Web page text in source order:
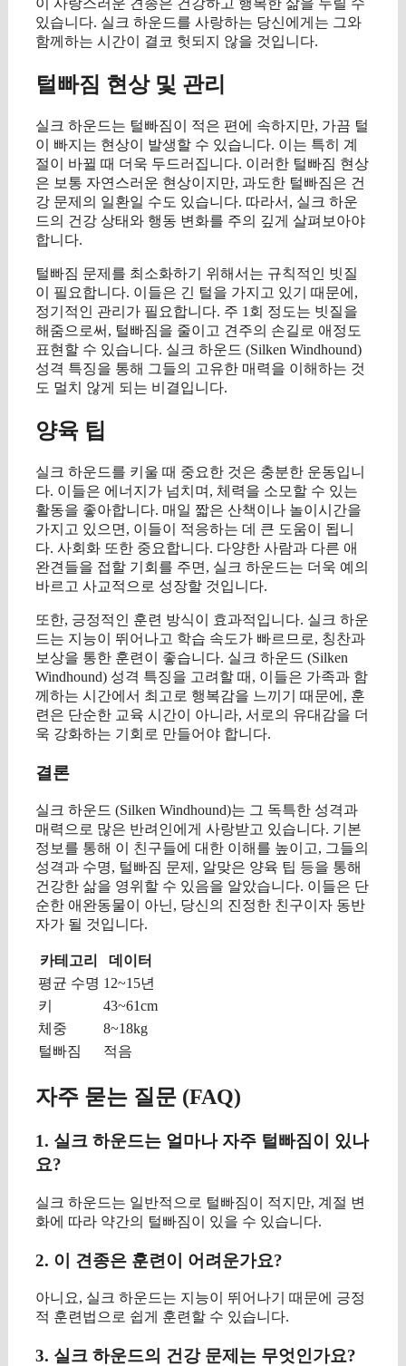
이 사랑스러운 견종은 건강하고 행복한 삶을 누릴 수
있습니다. 실크 하운드를 사랑하는 당신에게는 그와
함께하는 시간이 결코 헛되지 않을 것입니다.
털빠짐 현상 및 관리
실크 하운드는 털빠짐이 적은 편에 속하지만, 가끔 털
이 빠지는 현상이 발생할 수 있습니다. 이는 특히 계
절이 바뀔 때 더욱 두드러집니다. 이러한 털빠짐 현상
은 보통 자연스러운 현상이지만, 과도한 털빠짐은 건
강 문제의 일환일 수도 있습니다. 따라서, 실크 하운
드의 건강 상태와 행동 변화를 주의 깊게 살펴보아야
합니다.
털빠짐 문제를 최소화하기 위해서는 규칙적인 빗질
이 필요합니다. 이들은 긴 털을 가지고 있기 때문에,
정기적인 관리가 필요합니다. 주 1회 정도는 빗질을
해줌으로써, 털빠짐을 줄이고 견주의 손길로 애정도
표현할 수 있습니다. 실크 하운드 (Silken Windhound)
성격 특징을 통해 그들의 고유한 매력을 이해하는 것
도 멀치 않게 되는 비결입니다.
양육 팁
실크 하운드를 키울 때 중요한 것은 충분한 운동입니
다. 이들은 에너지가 넘치며, 체력을 소모할 수 있는
활동을 좋아합니다. 매일 짧은 산책이나 놀이시간을
가지고 있으면, 이들이 적응하는 데 큰 도움이 됩니
다. 사회화 또한 중요합니다. 다양한 사람과 다른 애
완견들을 접할 기회를 주면, 실크 하운드는 더욱 예의
바르고 사교적으로 성장할 것입니다.
또한, 긍정적인 훈련 방식이 효과적입니다. 실크 하운
드는 지능이 뛰어나고 학습 속도가 빠르므로, 칭찬과
보상을 통한 훈련이 좋습니다. 실크 하운드 (Silken
Windhound) 성격 특징을 고려할 때, 이들은 가족과 함
께하는 시간에서 최고로 행복감을 느끼기 때문에, 훈
련은 단순한 교육 시간이 아니라, 서로의 유대감을 더
욱 강화하는 기회로 만들어야 합니다.
결론
실크 하운드 (Silken Windhound)는 그 독특한 성격과
매력으로 많은 반려인에게 사랑받고 있습니다. 기본
정보를 통해 이 친구들에 대한 이해를 높이고, 그들의
성격과 수명, 털빠짐 문제, 알맞은 양육 팁 등을 통해
건강한 삶을 영위할 수 있음을 알았습니다. 이들은 단
순한 애완동물이 아닌, 당신의 진정한 친구이자 동반
자가 될 것입니다.
카테고리
데이터
평균 수명 12~15년
키
43~61cm
체중
8~18kg
털빠짐
적음
자주 묻는 질문 (FAQ)
1. 실크 하운드는 얼마나 자주 털빠짐이 있나
요?
실크 하운드는 일반적으로 털빠짐이 적지만, 계절 변
화에 따라 약간의 털빠짐이 있을 수 있습니다.
2. 이 견종은 훈련이 어려운가요?
아니요, 실크 하운드는 지능이 뛰어나기 때문에 긍정
적 훈련법으로 쉽게 훈련할 수 있습니다.
3. 실크 하운드의 건강 문제는 무엇인가요?